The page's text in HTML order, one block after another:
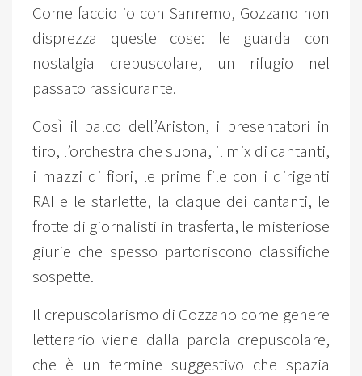
Come faccio io con Sanremo, Gozzano non
disprezza queste cose: le guarda con
nostalgia crepuscolare, un rifugio nel
passato rassicurante.
Così il palco dell’Ariston, i presentatori in
tiro, l’orchestra che suona, il mix di cantanti,
i mazzi di fiori, le prime file con i dirigenti
RAI e le starlette, la claque dei cantanti, le
frotte di giornalisti in trasferta, le misteriose
giurie che spesso partoriscono classifiche
sospette.
Il crepuscolarismo di Gozzano come genere
letterario viene dalla parola crepuscolare,
che è un termine suggestivo che spazia